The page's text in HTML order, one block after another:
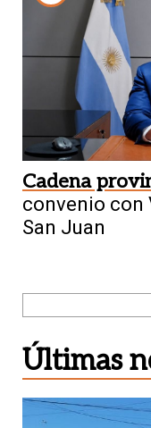
Cadena
convenio con
San Juan
Últimas